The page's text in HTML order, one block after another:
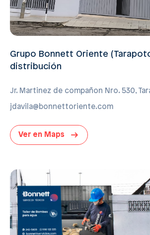
Grupo Bonnett Oriente
distribución
Jr. Martinez de compañon Nro. 530,
jdavila@bonnettoriente.com
Ver en Maps